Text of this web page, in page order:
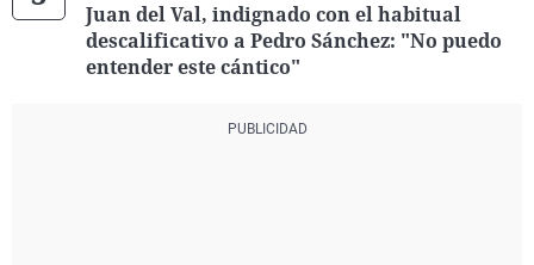
Juan del Val, indignado con el habitual
descalificativo a Pedro Sánchez: "No puedo
entender este cántico"